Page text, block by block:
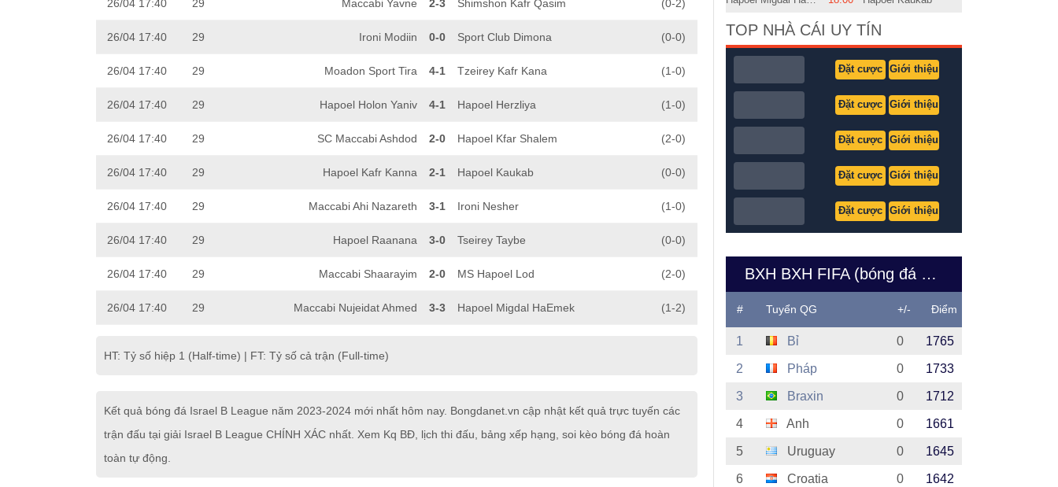
26/04 17:40 29 Maccabi Yavne 2-3 Shimshon Kafr Qasim (0-2)
26/04 17:40 29 Ironi Modiin 0-0 Sport Club Dimona (0-0)
26/04 17:40 29 Moadon Sport Tira 4-1 Tzeirey Kafr Kana (1-0)
26/04 17:40 29 Hapoel Holon Yaniv 4-1 Hapoel Herzliya (1-0)
26/04 17:40 29 SC Maccabi Ashdod 2-0 Hapoel Kfar Shalem (2-0)
26/04 17:40 29 Hapoel Kafr Kanna 2-1 Hapoel Kaukab (0-0)
26/04 17:40 29 Maccabi Ahi Nazareth 3-1 Ironi Nesher (1-0)
26/04 17:40 29 Hapoel Raanana 3-0 Tseirey Taybe (0-0)
26/04 17:40 29 Maccabi Shaarayim 2-0 MS Hapoel Lod (2-0)
26/04 17:40 29 Maccabi Nujeidat Ahmed 3-3 Hapoel Migdal HaEmek (1-2)
HT: Tỷ số hiệp 1 (Half-time) | FT: Tỷ số cả trận (Full-time)
Kết quả bóng đá Israel B League năm 2023-2024 mới nhất hôm nay. Bongdanet.vn cập nhật kết quả trực tuyến các
trận đấu tại giải Israel B League CHÍNH XÁC nhất. Xem Kq BĐ, lịch thi đấu, bảng xếp hạng, soi kèo bóng đá hoàn
toàn tự động.
TOP NHÀ CÁI UY TÍN
Đặt cược Giới thiệu
Đặt cược Giới thiệu
Đặt cược Giới thiệu
Đặt cược Giới thiệu
Đặt cược Giới thiệu
BXH BXH FIFA (bóng đá nam Việt Nam)
# Tuyển QG +/- Điểm
1 Bỉ 0 1765
2 Pháp 0 1733
3 Braxin 0 1712
4 Anh 0 1661
5 Uruguay 0 1645
6 Croatia 0 1642